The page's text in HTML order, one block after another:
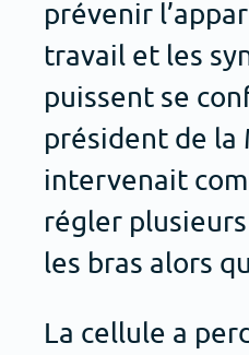
prévenir
travail et les
puissent se
président de la
intervenait
régler
les bras alors
La cellule a